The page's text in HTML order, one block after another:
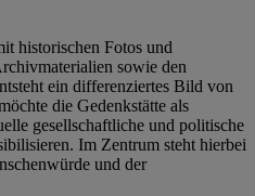
historischen Fotos und
sowie den
ein differenziertes Bild von
die Gedenkstätte als
gesellschaftliche und politische
Im Zentrum steht hierbei
und der